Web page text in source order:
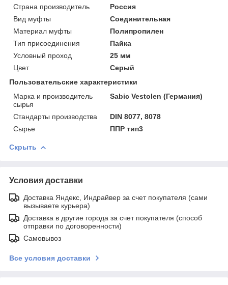
Страна производитель
Россия
Вид муфты
Соединительная
Материал муфты
Полипропилен
Тип присоединения
Пайка
Условный проход
25 мм
Цвет
Серый
Пользовательские характеристики
Марка и производитель
сырья
Sabic Vestolen (Германия)
Стандарты производства
DIN 8077, 8078
Сырье
ППР тип3
Скрыть
Условия доставки
Доставка Яндекс, Индрайвер за счет покупателя (сами
вызываете курьера)
Доставка в другие города за счет покупателя (способ
отправки по договоренности)
Самовывоз
Все условия доставки